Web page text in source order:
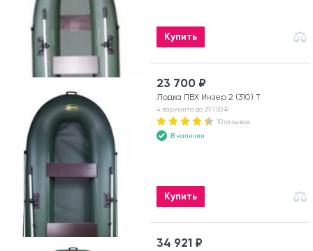
Купить
23 700 ₽
Лодка ПВХ Инзер 2 (310) Т
4 варианта до 29 750 ₽
10 отзывов
В наличии
Купить
34 921 ₽